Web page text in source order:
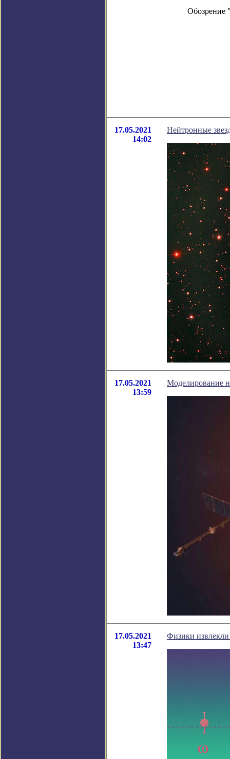
Обозрение
17.05.2021
14:02
Нейтронные
17.05.2021
13:59
Моделирование
17.05.2021
13:47
Физики извлекли